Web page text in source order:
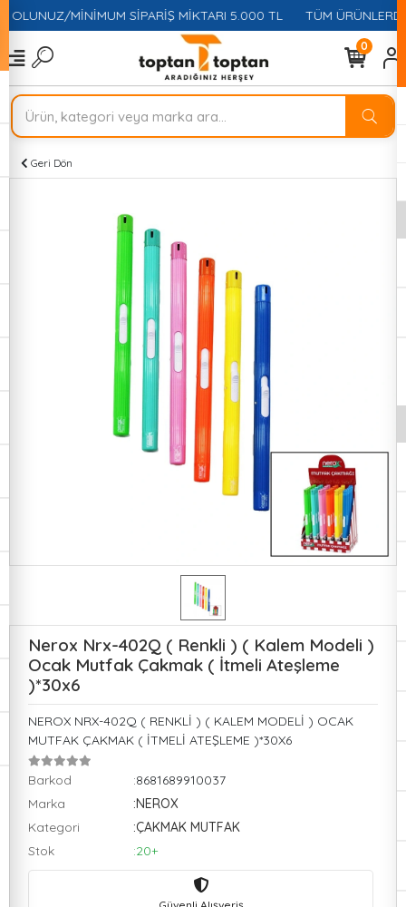
OLUNUZ/MİNİMUM SİPARİŞ MİKTARI 5.000 TL TÜM
0
Geri Dön
Nerox Nrx-402Q ( Renkli ) ( Kalem Modeli )
Ocak Mutfak Çakmak ( İtmeli Ateşleme
)*30x6
NEROX NRX-402Q ( RENKLİ ) ( KALEM MODELİ ) OCAK
MUTFAK ÇAKMAK ( İTMELİ ATEŞLEME )*30X6
Barkod
:8681689910037
Marka
:NEROX
Kategori
:ÇAKMAK MUTFAK
Stok
:20+
Güvenli Alışveriş